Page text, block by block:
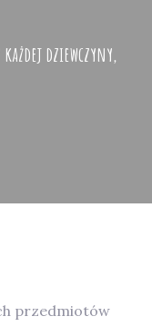
dziewczyny,
przedmiotów